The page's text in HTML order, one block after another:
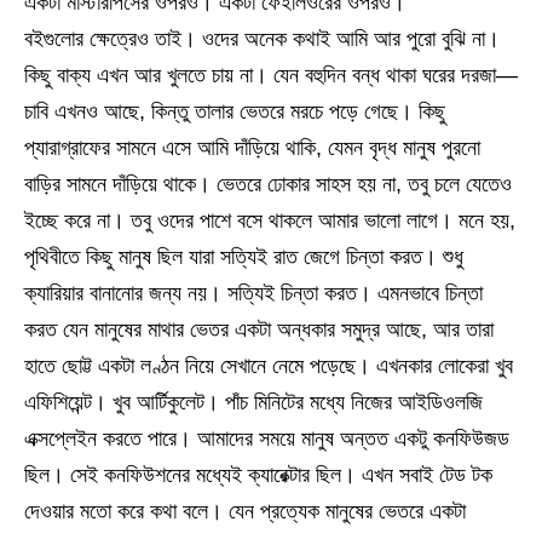
বইগুলোর ক্ষেত্রেও তাই। ওদের অনেক কথাই আমি আর পুরো বুঝি না।
কিছু বাক্য এখন আর খুলতে চায় না। যেন বহুদিন বন্ধ থাকা ঘরের দরজা—
চাবি এখনও আছে, কিন্তু তালার ভেতরে মরচে পড়ে গেছে। কিছু
প্যারাগ্রাফের সামনে এসে আমি দাঁড়িয়ে থাকি, যেমন বৃদ্ধ মানুষ পুরনো
বাড়ির সামনে দাঁড়িয়ে থাকে। ভেতরে ঢোকার সাহস হয় না, তবু চলে যেতেও
ইচ্ছে করে না। তবু ওদের পাশে বসে থাকলে আমার ভালো লাগে। মনে হয়,
পৃথিবীতে কিছু মানুষ ছিল যারা সত্যিই রাত জেগে চিন্তা করত। শুধু
ক্যারিয়ার বানানোর জন্য নয়। সত্যিই চিন্তা করত। এমনভাবে চিন্তা
করত যেন মানুষের মাথার ভেতর একটা অন্ধকার সমুদ্র আছে, আর তারা
হাতে ছোট্ট একটা লণ্ঠন নিয়ে সেখানে নেমে পড়েছে। এখনকার লোকেরা খুব
এফিশিয়েন্ট। খুব আর্টিকুলেট। পাঁচ মিনিটের মধ্যে নিজের আইডিওলজি
এক্সপ্লেইন করতে পারে। আমাদের সময়ে মানুষ অন্তত একটু কনফিউজড
ছিল। সেই কনফিউশনের মধ্যেই ক্যারেক্টার ছিল। এখন সবাই টেড টক
দেওয়ার মতো করে কথা বলে। যেন প্রত্যেক মানুষের ভেতরে একটা